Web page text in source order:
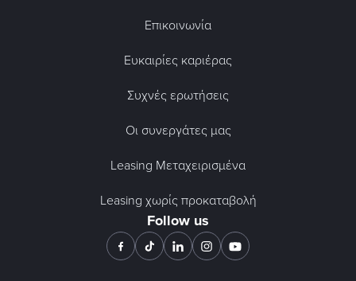
Επικοινωνία
Ευκαιρίες καριέρας
Συχνές ερωτήσεις
Οι συνεργάτες μας
Leasing Μεταχειρισμένα
Leasing χωρίς προκαταβολή
Follow us